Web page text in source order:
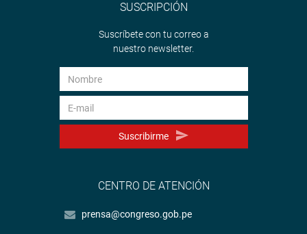
SUSCRIPCIÓN
Suscríbete con tu correo a
nuestro newsletter.
Suscribirme
CENTRO DE ATENCIÓN
prensa@congreso.gob.pe